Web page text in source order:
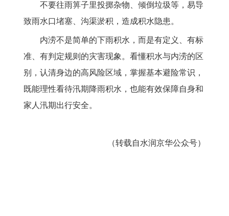
不要往雨箅子里投掷杂物、倾倒垃圾等，易导
致雨水口堵塞、沟渠淤积，造成积水隐患。
内涝不是简单的下雨积水，而是有定义、有标
准、有判定规则的灾害现象。看懂积水与内涝的区
别，认清身边的高风险区域，掌握基本避险常识，
既能理性看待汛期降雨积水，也能有效保障自身和
家人汛期出行安全。
（转载自水润京华公众号）